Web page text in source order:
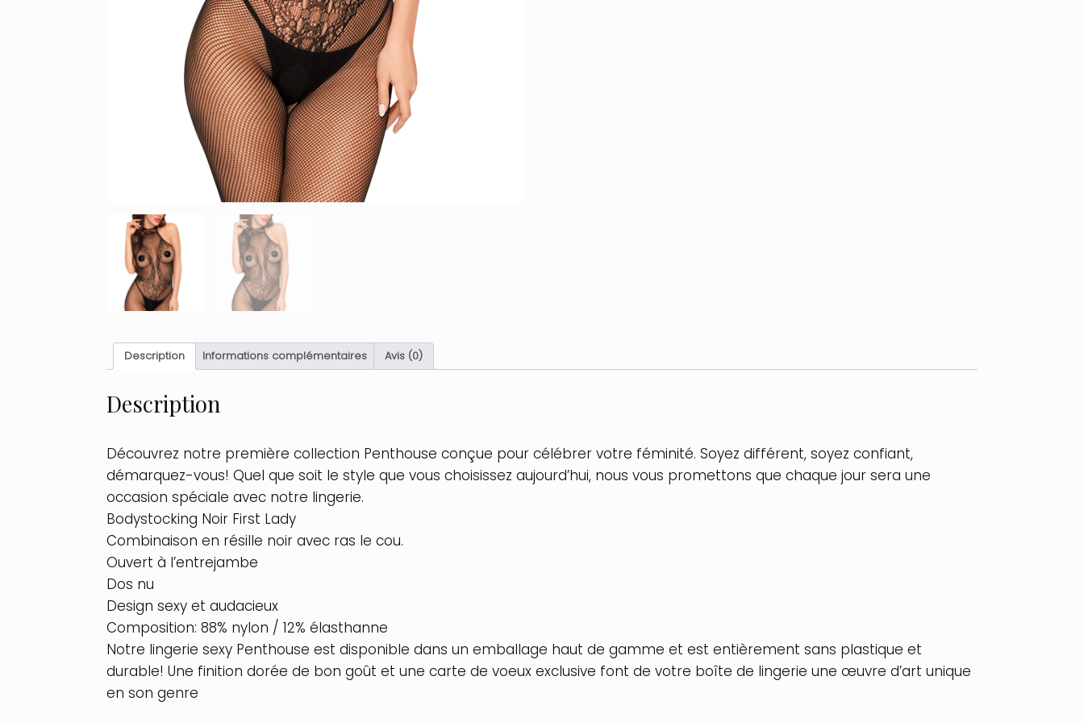
Description Informations complémentaires Avis (0)
Description
Découvrez notre première collection Penthouse conçue pour célébrer votre féminité. Soyez différent, soyez confiant,
démarquez-vous! Quel que soit le style que vous choisissez aujourd’hui, nous vous promettons que chaque jour sera une
occasion spéciale avec notre lingerie.
Bodystocking Noir First Lady
Combinaison en résille noir avec ras le cou.
Ouvert à l’entrejambe
Dos nu
Design sexy et audacieux
Composition: 88% nylon / 12% élasthanne
Notre lingerie sexy Penthouse est disponible dans un emballage haut de gamme et est entièrement sans plastique et
durable! Une finition dorée de bon goût et une carte de voeux exclusive font de votre boîte de lingerie une œuvre d’art unique
en son genre